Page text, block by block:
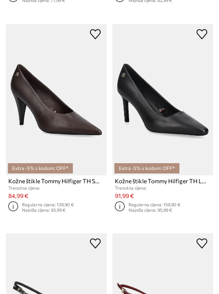
Extra -5% s kodom: OFF*
Kožne štikle Tommy Hilfiger TH SMOOTH LEATHER PUMP
Trenutna cijena:
84,99 €
Regularna cijena:139,90 €
Najniža cijena:93,99 €
Extra -5% s kodom: OFF*
Kožne štikle Tommy Hilfiger TH LOGO LTH PUMP SLANTED HL
Trenutna cijena:
91,99 €
Regularna cijena:159,90 €
Najniža cijena:95,99 €